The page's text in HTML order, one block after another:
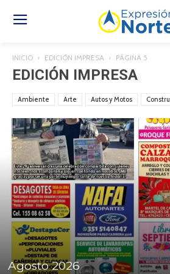
INICIO EDICIÓN IMPRESA PÁGINA 5
EDICIÓN IMPRESA
Ambiente Arte Autos y Motos
Agosto 2026